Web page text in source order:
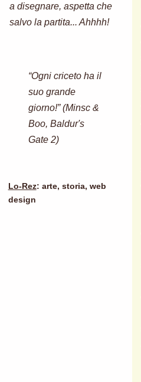
a disegnare, aspetta che
salvo la partita... Ahhhh!
“Ogni criceto ha il
suo grande
giorno!” (Minsc &
Boo, Baldur's
Gate 2)
Lo-Rez: arte, storia, web
design